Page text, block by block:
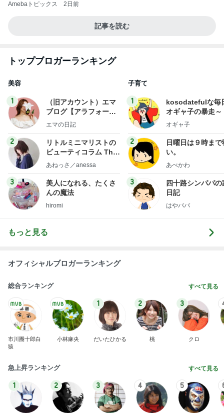
Amebaトピックス 2日前
記事を読む
トップブロガーランキング
美容
1
（旧アカウント）エマ
ブログ【アラフォー会
社売却セカンドライ
エマの日記
2
リトルミニマリストの
ビューティコラム The
little minimalist's bea
あねっさ／anessa
3
美人になれる、たくさ
んの魔法
hiromi
子育て
1
kosodatefulな毎
オギャ子の暴走～
オギャ子
2
日曜日は９時まで
い。
あべかわ
3
四十路シンパパの
日記
はやパパ
もっと見る
オフィシャルブロガーランキング
総合ランキング すべて見る
市川團十郎白
猿
小林麻央
1
だいたひかる
2
桃
3
クロ
急上昇ランキング すべて見る
1 2 3 4 5